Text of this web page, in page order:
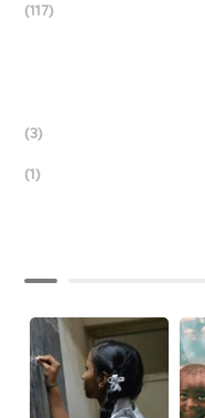
(117)
(3)
(1)